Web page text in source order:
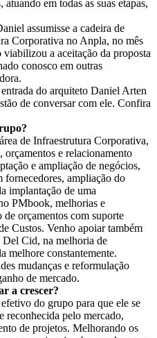
em todas as suas etapas,
assumisse a cadeira de
Corporativa no Anpla, no mês
a aceitação da proposta
conosco em outras
do arquiteto Daniel Arten
de conversar com ele. Confira
de Infraestrutura Corporativa,
orçamentos e relacionamento
e ampliação de negócios,
fornecedores, ampliação do
implantação de uma
PMbook, melhorias e
orçamentos com suporte
Custos. Venho apoiar também
Cid, na melhoria de
melhore constantemente.
mudanças e reformulação
de mercado.
a crescer?
do grupo para que ele se
reconhecida pelo mercado,
de projetos. Melhorando os